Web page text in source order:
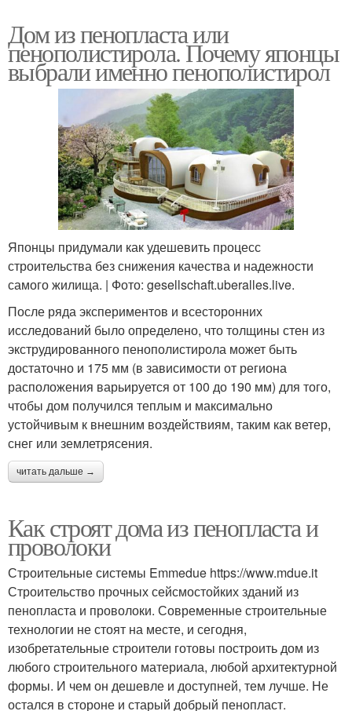
Дом из пенопласта или
пенополистирола. Почему японцы
выбрали именно пенополистирол
Японцы придумали как удешевить процесс
строительства без снижения качества и надежности
самого жилища. | Фото: gesellschaft.uberalles.live.
После ряда экспериментов и всесторонних
исследований было определено, что толщины стен из
экструдированного пенополистирола может быть
достаточно и 175 мм (в зависимости от региона
расположения варьируется от 100 до 190 мм) для того,
чтобы дом получился теплым и максимально
устойчивым к внешним воздействиям, таким как ветер,
снег или землетрясения.
читать дальше →
Как строят дома из пенопласта и
проволоки
Строительные системы Emmedue https://www.mdue.it
Строительство прочных сейсмостойких зданий из
пенопласта и проволоки. Современные строительные
технологии не стоят на месте, и сегодня,
изобретательные строители готовы построить дом из
любого строительного материала, любой архитектурной
формы. И чем он дешевле и доступней, тем лучше. Не
остался в стороне и старый добрый пенопласт.